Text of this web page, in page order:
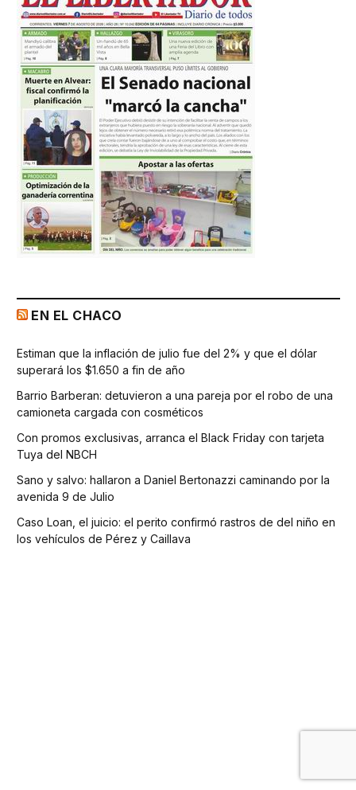
EN EL CHACO
Estiman que la inflación de julio fue del 2% y que el dólar
superará los $1.650 a fin de año
Barrio Barberan: detuvieron a una pareja por el robo de una
camioneta cargada con cosméticos
Con promos exclusivas, arranca el Black Friday con tarjeta
Tuya del NBCH
Sano y salvo: hallaron a Daniel Bertonazzi caminando por la
avenida 9 de Julio
Caso Loan, el juicio: el perito confirmó rastros de del niño en
los vehículos de Pérez y Caillava